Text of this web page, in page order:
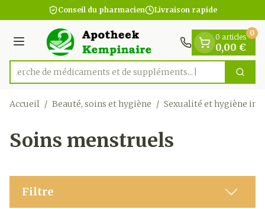
Aller au contenu
1 de 1
Conseil du pharmacien Livraison rapide
Menu
Rechercher
Recherche de médicaments e
0 articles
0,00 €
0
Accueil / Beauté, soins et hygiène / Sexualité et hygiène
Soins menstruels
Filtre